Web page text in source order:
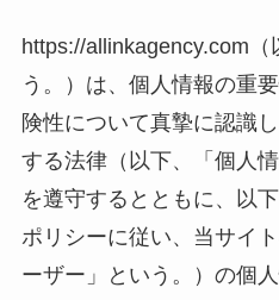
https://allinkagency.com
う。）は、個人情報の重
険性について真摯に認識
する法律（以下、「個人
を遵守するとともに、以
ポリシーに従い、当サイ
ーザー」という。）の個